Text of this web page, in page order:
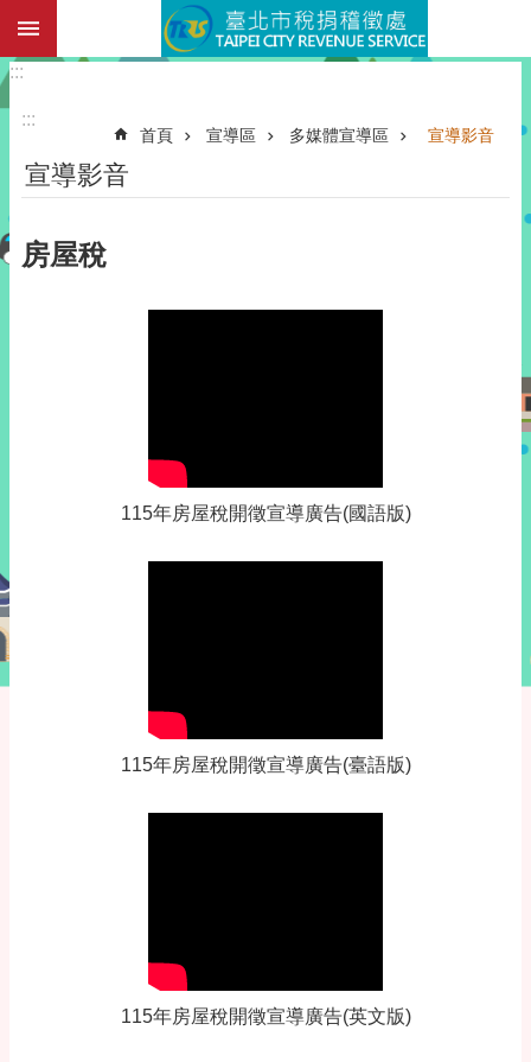
跳到主要內容區塊
:::
:::
首頁 宣導區 多媒體宣導區 宣導影音
宣導影音
房屋稅
115年房屋稅開徵宣導廣告(國語版)
115年房屋稅開徵宣導廣告(臺語版)
115年房屋稅開徵宣導廣告(英文版)